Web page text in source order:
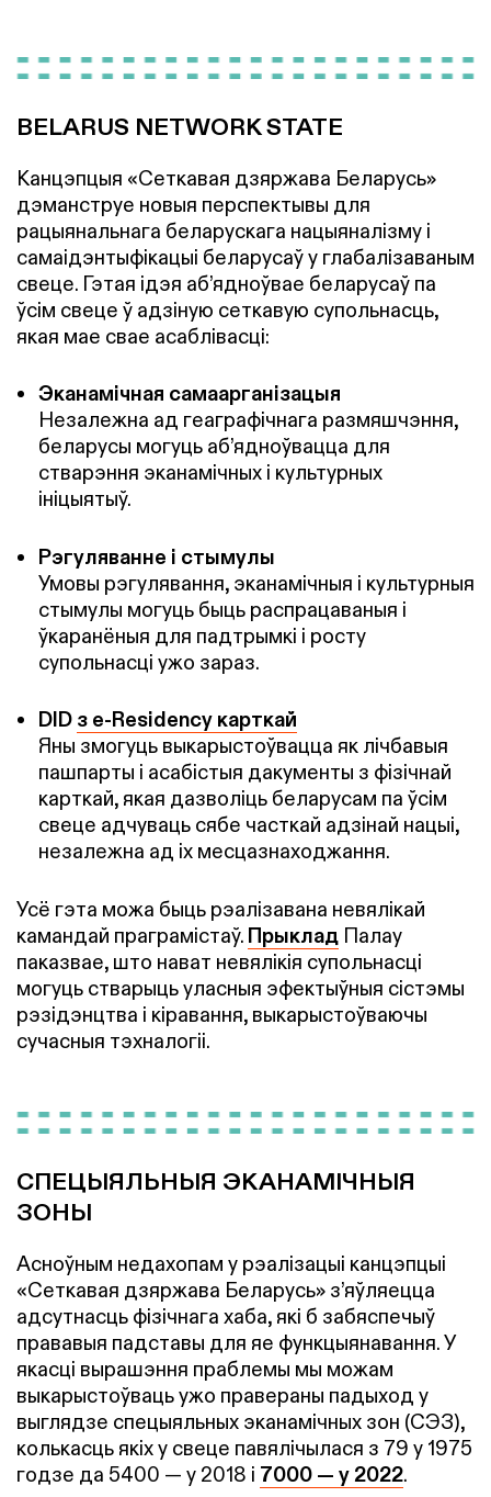
BELARUS NETWORK STATE
Канцэпцыя «Сеткавая дзяржава Беларусь»
дэманструе новыя перспектывы для
рацыянальнага беларускага нацыяналізму і
самаідэнтыфікацыі беларусаў у глабалізаваным
свеце. Гэтая ідэя аб’ядноўвае беларусаў па
ўсім свеце ў адзіную сеткавую супольнасць,
якая мае свае асаблівасці:
Эканамічная самаарганізацыя
Незалежна ад геаграфічнага размяшчэння,
беларусы могуць аб’ядноўвацца для
стварэння эканамічных і культурных
ініцыятыў.
Рэгуляванне і стымулы
Умовы рэгулявання, эканамічныя і культурныя
стымулы могуць быць распрацаваныя і
ўкаранёныя для падтрымкі і росту
супольнасці ужо зараз.
DID з e-Residency карткай
Яны змогуць выкарыстоўвацца як лічбавыя
пашпарты і асабістыя дакументы з фізічнай
карткай, якая дазволіць беларусам па ўсім
свеце адчуваць сябе часткай адзінай нацыі,
незалежна ад іх месцазнаходжання.
Усё гэта можа быць рэалізавана невялікай
камандай праграмістаў. Прыклад Палау
паказвае, што нават невялікія супольнасці
могуць стварыць уласныя эфектыўныя сістэмы
рэзідэнцтва і кіравання, выкарыстоўваючы
сучасныя тэхналогіі.
СПЕЦЫЯЛЬНЫЯ ЭКАНАМІЧНЫЯ
ЗОНЫ
Асноўным недахопам у рэалізацыі канцэпцыі
«Сеткавая дзяржава Беларусь» з’яўляецца
адсутнасць фізічнага хаба, які б забяспечыў
прававыя падставы для яе функцыянавання. У
якасці вырашэння праблемы мы можам
выкарыстоўваць ужо правераны падыход у
выглядзе спецыяльных эканамічных зон (СЭЗ),
колькасць якіх у свеце павялічылася з 79 у 1975
годзе да 5400 — у 2018 і 7000 — у 2022.